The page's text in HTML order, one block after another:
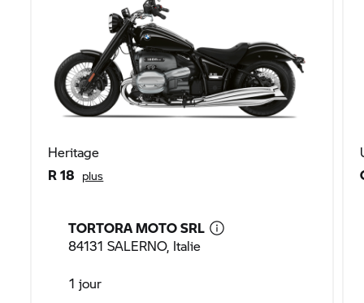
Heritage
R 18 plus
TORTORA MOTO SRL
84131 SALERNO, Italie
1 jour